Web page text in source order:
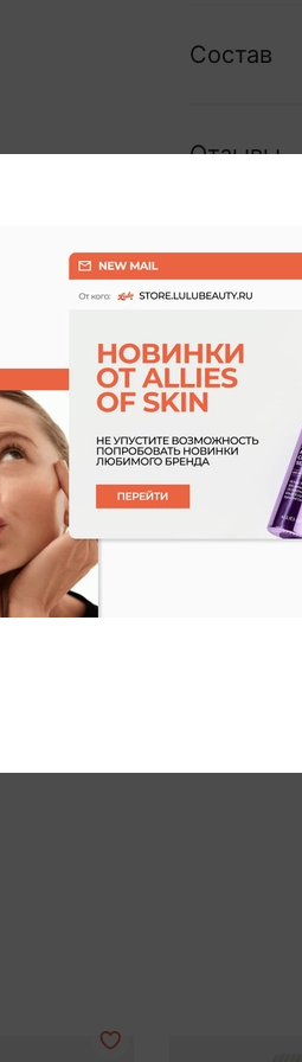
Состав
Отзывы